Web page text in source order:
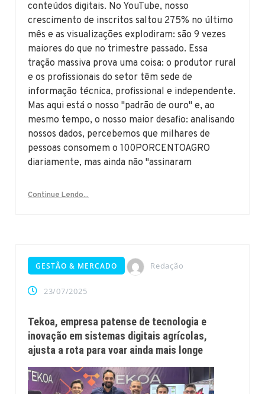
conteúdos digitais. No YouTube, nosso
crescimento de inscritos saltou 275% no último
mês e as visualizações explodiram: são 9 vezes
maiores do que no trimestre passado. Essa
tração massiva prova uma coisa: o produtor rural
e os profissionais do setor têm sede de
informação técnica, profissional e independente.
Mas aqui está o nosso "padrão de ouro" e, ao
mesmo tempo, o nosso maior desafio: analisando
nossos dados, percebemos que milhares de
pessoas consomem o 100PORCENTOAGRO
diariamente, mas ainda não "assinaram
Continue Lendo...
GESTÃO & MERCADO Redação
23/07/2025
Tekoa, empresa patense de tecnologia e
inovação em sistemas digitais agrícolas,
ajusta a rota para voar ainda mais longe